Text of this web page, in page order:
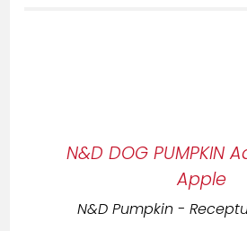
N&D DOG PUMPKIN
Apple
N&D Pumpkin -